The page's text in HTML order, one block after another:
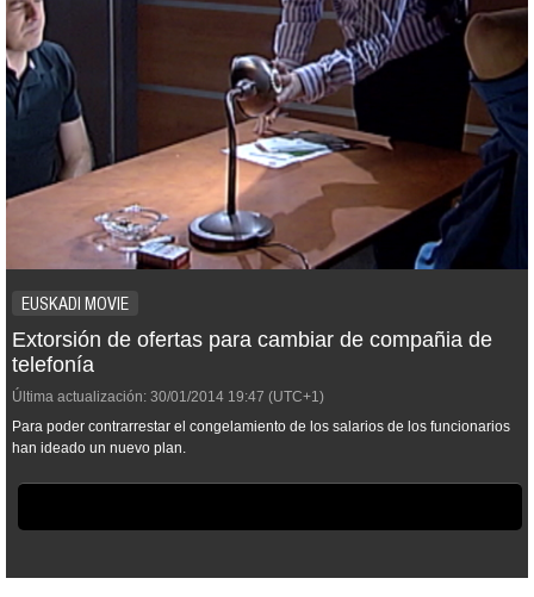
EUSKADI MOVIE
Extorsión de ofertas para cambiar de compañia de
telefonía
Última actualización: 30/01/2014 19:47 (UTC+1)
Para poder contrarrestar el congelamiento de los salarios de los funcionarios
han ideado un nuevo plan.